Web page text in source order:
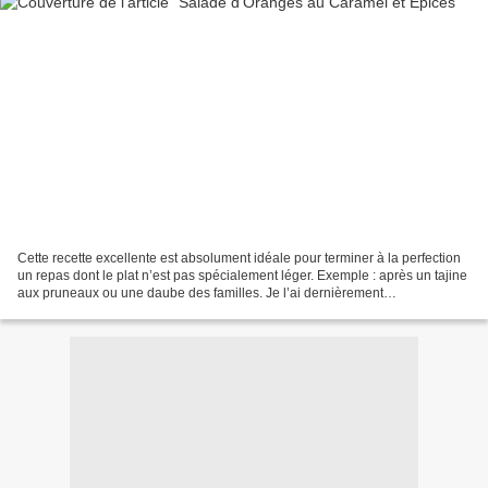
Cette recette excellente est absolument idéale pour terminer à la perfection
un repas dont le plat n’est pas spécialement léger. Exemple : après un tajine
aux pruneaux ou une daube des familles. Je l’ai dernièrement